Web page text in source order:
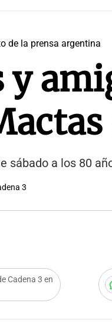
de la prensa argentina
y
sábado a los 80
3
Cadena 3 en